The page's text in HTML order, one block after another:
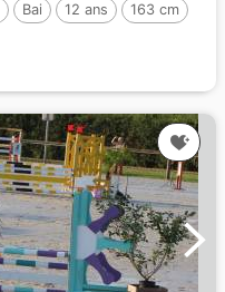
Bai 12 ans 163 cm